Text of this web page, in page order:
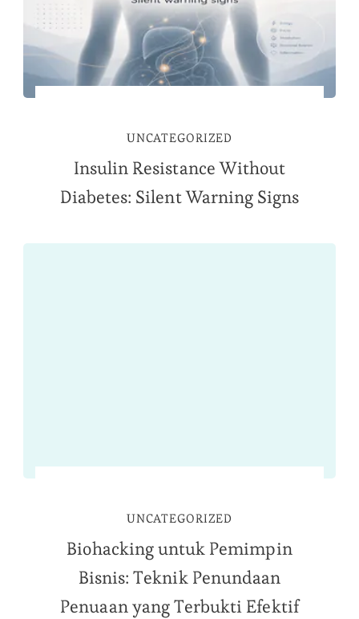
UNCATEGORIZED
Insulin Resistance Without
Diabetes: Silent Warning Signs
UNCATEGORIZED
Biohacking untuk Pemimpin
Bisnis: Teknik Penundaan
Penuaan yang Terbukti Efektif